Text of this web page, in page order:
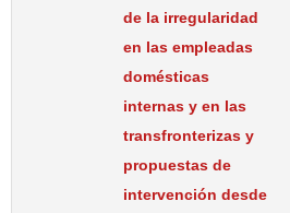
de la irregularidad
en las empleadas
domésticas
internas y en las
transfronterizas y
propuestas de
intervención desde